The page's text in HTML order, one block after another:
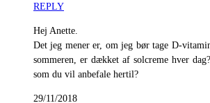
REPLY
Hej Anette.
Det jeg mener er, om jeg bør tage D-
sommeren, er dækket af solcreme hver
som du vil anbefale hertil?
29/11/2018